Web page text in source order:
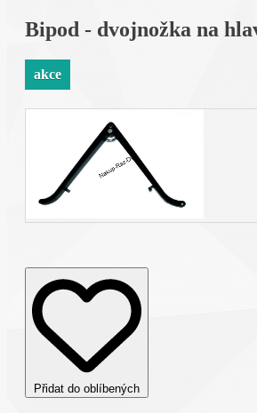
Bipod - dvojnožka na
akce
Přidat do oblíbených